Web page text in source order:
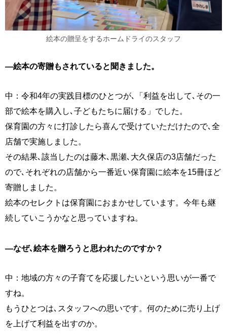
絵本の贈呈をするホームドライのスタッフ
―絵本の寄贈もされていると聞きました。
中：令和4年の実践目標のひとつが､「利益を出して､その一
部で絵本を購入し､子どもたちに届ける」でした。
保育園の方々に打診したら喜んで受けていただけたので､全
店舗で実施しました。
その結果､該当したのは藤木､黒瀬､大久保店の3店舗だった
ので､それぞれの店舗から一番近い保育園に絵本を15冊ほど
寄贈しました。
絵本のセレクトは保育園におまかせしています。今年も継
続していこうかなと思っていますね。
―なぜ､絵本を贈ろうと思われたのですか？
中：地域の方々の子育てを応援したいという思いが一番で
すね。
もうひとつは､スタッフへの思いです。何のために売り上げ
を上げて利益を出すのか。